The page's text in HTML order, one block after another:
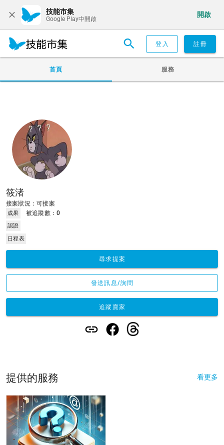
技能市集
Google Play中開啟
開啟
登入 註冊
首頁 服務
筱渚
接案狀況：可接案
成果 被追蹤數：0
認證
日程表
尋求提案
發送訊息/詢問
追蹤賣家
提供的服務 看更多